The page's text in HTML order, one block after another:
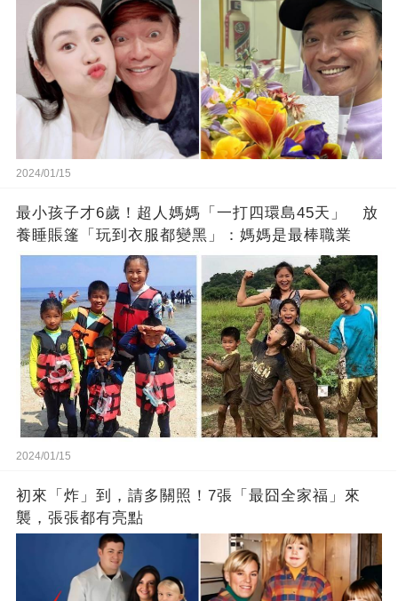
2024/01/15
最小孩子才6歲！超人媽媽「一打四環島45天」 放
養睡賬篷「玩到衣服都變黑」：媽媽是最棒職業
2024/01/15
初來「炸」到，請多關照！7張「最囧全家福」來
襲，張張都有亮點